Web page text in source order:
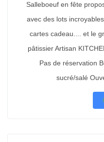
Salleboeuf en fête
avec des lots
cartes cadeau.... et le
pâtissier Artisan
Pas de réservation
sucré/salé